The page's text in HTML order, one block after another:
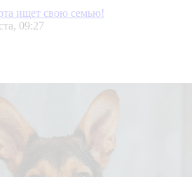
ищет свою семью!
09:27